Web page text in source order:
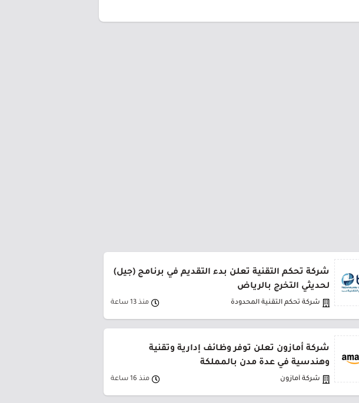
شركة تحكم التقنية تعلن بدء التقديم في برنامج (جيل)
لحديثي التخرج بالرياض
شركة تحكم التقنية المحدودة منذ 13 ساعة
شركة أمازون تعلن توفر وظائف إدارية وتقنية
وهندسية في عدة مدن بالمملكة
شركة أمازون منذ 16 ساعة